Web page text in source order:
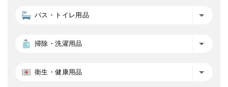
バス・トイレ用品
掃除・洗濯用品
衛生・健康用品